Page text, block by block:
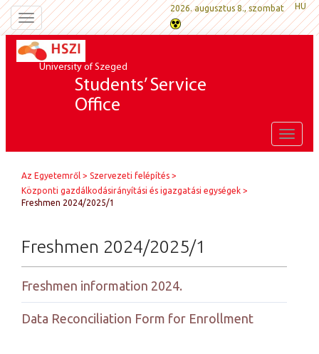
Toggle
navigation
2026. augusztus 8., szombat HU
University of Szeged
Students’ Service
Office
Toggle
Az Egyetemről
Szervezeti felépítés
Központi gazdálkodásirányítási és igazgatási egységek
Freshmen 2024/2025/1
Freshmen 2024/2025/1
Freshmen information 2024.
Data Reconciliation Form for Enrollment